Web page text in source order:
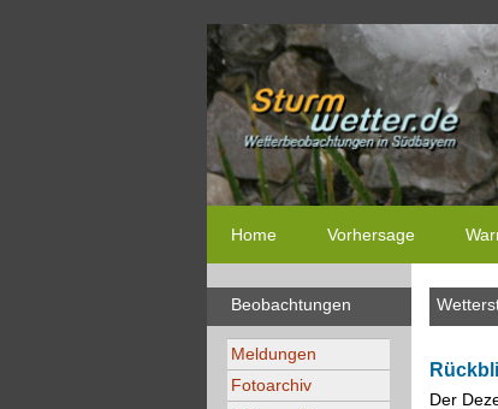
Home Vorhersage
Beobachtungen
Meldungen
Fotoarchiv
Der